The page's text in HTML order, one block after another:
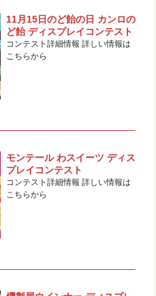
11月15日のど飴の日 カンロの
ど飴 ディスプレイコンテスト
コンテスト詳細情報 詳しい情報は
こちらから
モンテール わスイーツ ディス
プレイコンテスト
コンテスト詳細情報 詳しい情報は
こちらから